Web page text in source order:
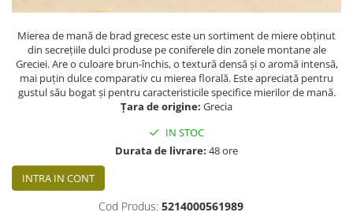
PRODUSE ROMÂNEȘTI
COSMETICE
REMEDII NATURISTE
TOATE PRODUSELE
Mierea de mană de brad grecesc este un sortiment de miere obținut
din secrețiile dulci produse pe coniferele din zonele montane ale
Greciei. Are o culoare brun-închis, o textură densă și o aromă intensă,
mai puțin dulce comparativ cu mierea florală. Este apreciată pentru
gustul său bogat și pentru caracteristicile specifice mierilor de mană.
Țara de origine: Grecia
IN STOC
Durata de livrare: 48 ore
INTRA IN CONT
Cod Produs: 5214000561989